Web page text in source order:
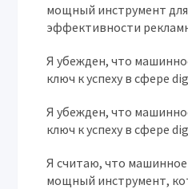
мощный инструмент
эффективности
Я убежден, что
ключ к успеху в сфере
Я убежден, что
ключ к успеху в сфере
Я считаю, что машинное
мощный инструмент,